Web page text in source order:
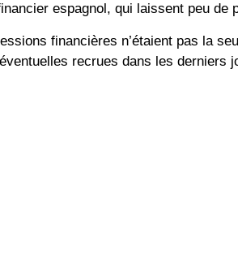
espagnol, qui laissent peu de
financières n’étaient pas la
recrues dans les derniers